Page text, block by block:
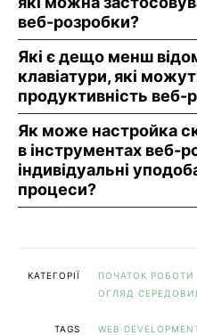
веб-розробки?
Які є дещо менш
клавіатури, які
продуктивність веб-
Як може настройка
в інструментах веб-
індивідуальні
процеси?
КАТЕГОРІЇ
ПОЧАТОК РОБОТИ
ОГЛЯД
TAGS WEB